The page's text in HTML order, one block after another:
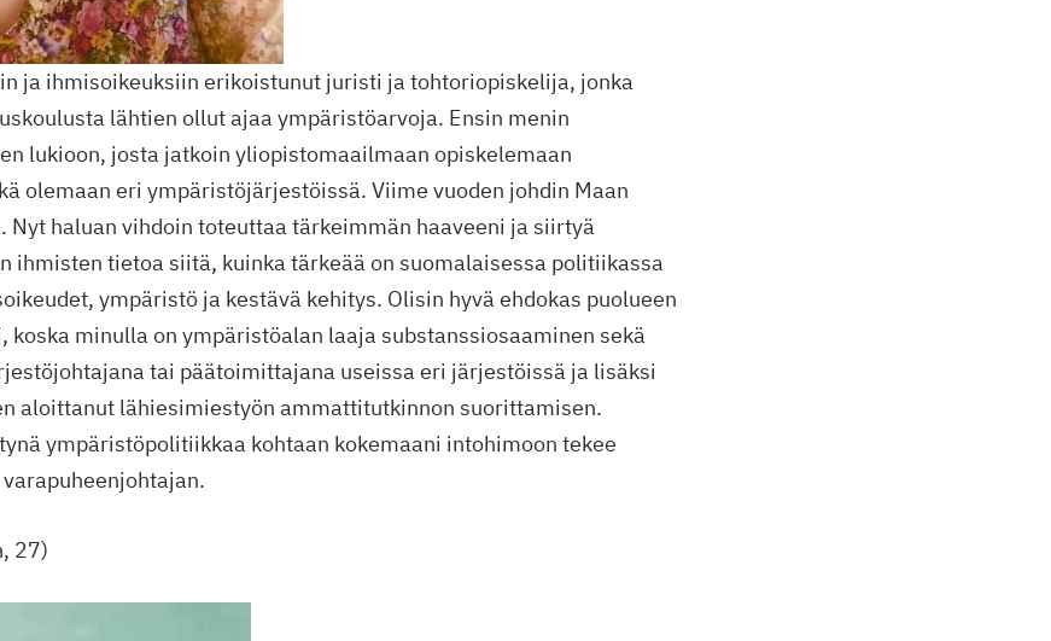
ja ihmisoikeuksiin erikoistunut juristi ja tohtoriopiskelija, jonka
lähtien ollut ajaa ympäristöarvoja. Ensin menin
lukioon, josta jatkoin yliopistomaailmaan opiskelemaan
olemaan eri ympäristöjärjestöissä. Viime vuoden johdin Maan
Nyt haluan vihdoin toteuttaa tärkeimmän haaveeni ja siirtyä
ihmisten tietoa siitä, kuinka tärkeää on suomalaisessa politiikassa
ympäristö ja kestävä kehitys. Olisin hyvä ehdokas puolueen
koska minulla on ympäristöalan laaja substanssiosaaminen sekä
tai päätoimittajana useissa eri järjestöissä ja lisäksi
aloittanut lähiesimiestyön ammattitutkinnon suorittamisen.
ympäristöpolitiikkaa kohtaan kokemaani intohimoon tekee
27)